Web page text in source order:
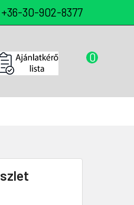
30-902-8377
0